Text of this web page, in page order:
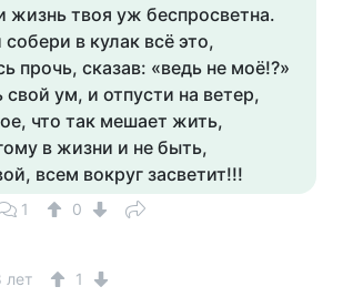
жизнь твоя уж беспросветна.
в кулак всё это,
прочь, сказав: «ведь не моё!?»
свой ум, и отпусти на ветер,
что так мешает жить,
в жизни и не быть,
всем вокруг засветит!!!
1
0
лет
1